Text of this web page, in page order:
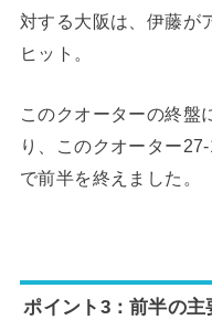
対する大阪は、伊藤が
ヒット。
このクオーターの終盤
り、このクオーター
で前半を終えました。
ポイント3：前半の